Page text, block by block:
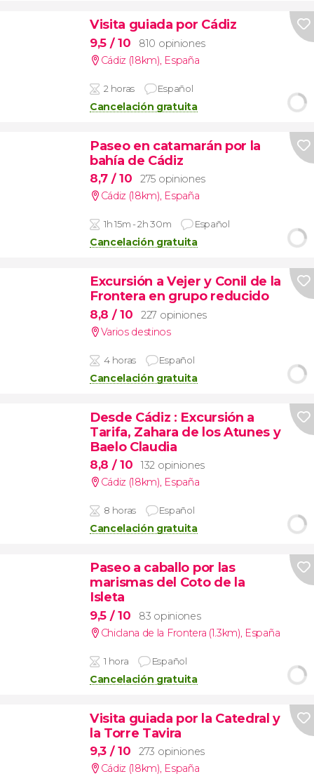
Visita guiada por Cádiz
9,5 / 10
810 opiniones
Cádiz (18km), España
2 horas Español
Cancelación gratuita
Paseo en catamarán por la
bahía de Cádiz
8,7 / 10
275 opiniones
Cádiz (18km), España
1h 15m - 2h 30m Español
Cancelación gratuita
Excursión a Vejer y Conil de la
Frontera en grupo reducido
8,8 / 10
227 opiniones
Varios destinos
4 horas Español
Cancelación gratuita
Desde Cádiz : Excursión a
Tarifa, Zahara de los Atunes y
Baelo Claudia
8,8 / 10
132 opiniones
Cádiz (18km), España
8 horas Español
Cancelación gratuita
Paseo a caballo por las
marismas del Coto de la
Isleta
9,5 / 10
83 opiniones
Chiclana de la Frontera (1.3km), España
1 hora Español
Cancelación gratuita
Visita guiada por la Catedral y
la Torre Tavira
9,3 / 10
273 opiniones
Cádiz (18km), España